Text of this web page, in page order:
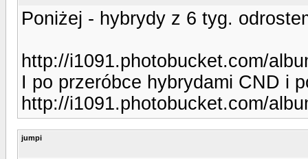
Poniżej - hybrydy z 6 tyg.
http://i1091.photobucket.com/
I po przeróbce hybrydami CND i
http://i1091.photobucket.com/
jumpi